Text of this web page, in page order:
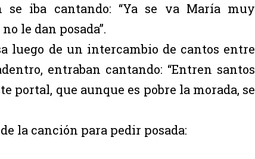
iba cantando: “Ya se va María muy
le dan posada”.
luego de un intercambio de cantos entre
entraban cantando: “Entren santos
portal, que aunque es pobre la morada, se
la canción para pedir posada: